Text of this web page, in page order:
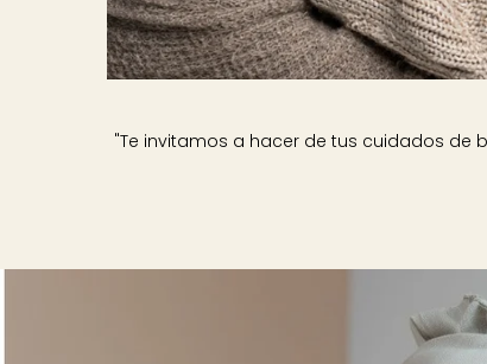
"Te invitamos a hacer de tus cuidados de